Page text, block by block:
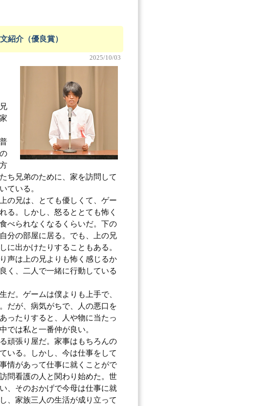
紹介（優良賞）
2025/10/03
ち兄弟のために、家を訪問して
ている。
の兄は、とても優しくて、ゲー
る。しかし、怒るととても怖く
べられなくなるくらいだ。下の
分の部屋に居る。でも、上の兄
に出かけたりすることもある。
声は上の兄よりも怖く感じるか
く、二人で一緒に行動している
。ゲームは僕よりも上手で、
だが、病気がちで、人の悪口を
ったりすると、人や物に当たっ
では私と一番仲が良い。
頑張り屋だ。家事はもちろんの
いる。しかし、今は仕事をして
情があって仕事に就くことがで
問看護の人と関わり始めた。世
、そのおかげで今母は仕事に就
、家族三人の生活が成り立って